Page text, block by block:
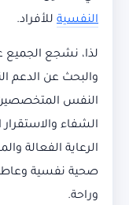
النفسية للأفراد.
لذا، نشجع الجميع
والبحث عن الدعم
النفس المتخصصين
الشفاء
الرعاية الفعالة
صحية نفسية
وراحة.